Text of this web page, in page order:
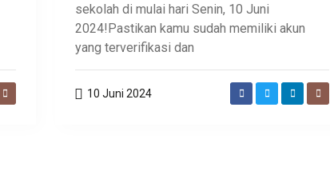
sekolah di mulai hari Senin, 10 Juni
2024!Pastikan kamu sudah memiliki akun
yang terverifikasi dan
10 Juni 2024